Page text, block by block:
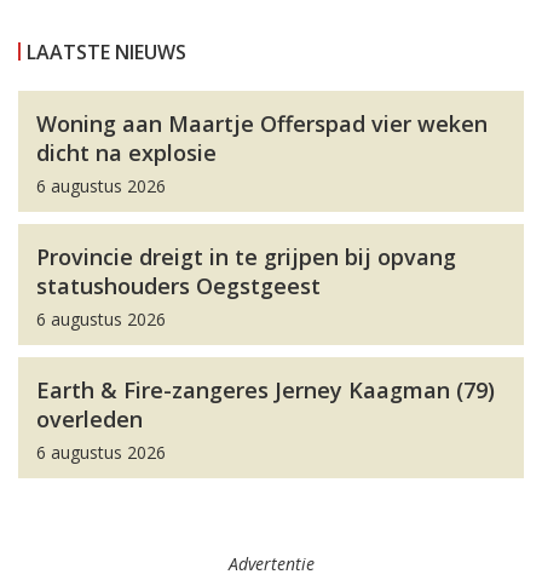
LAATSTE NIEUWS
Woning aan Maartje Offerspad vier weken
dicht na explosie
6 augustus 2026
Provincie dreigt in te grijpen bij opvang
statushouders Oegstgeest
6 augustus 2026
Earth & Fire-zangeres Jerney Kaagman (79)
overleden
6 augustus 2026
Advertentie